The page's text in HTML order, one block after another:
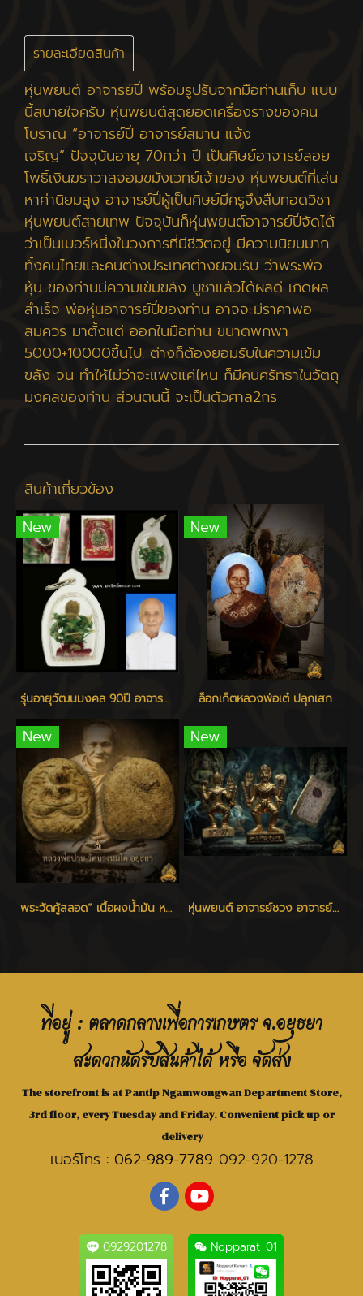
รายละเอียดสินค้า
หุ่นพยนต์ อาจารย์ปี่ พร้อมรูปรับจากมือท่านเก็บ แบบ
นี้สบายใจครับ หุ่นพยนต์สุดยอดเครื่องรางของคน
โบราณ “อาจารย์ปี่ อาจารย์สมาน แจ้ง
เจริญ” ปัจจุบันอายุ 70กว่า ปี เป็นศิษย์อาจารย์ลอย
โพธิ์เงินฆราวาสจอมขมังเวทย์เจ้าของ หุ่นพยนต์ที่เล่น
หาค่านิยมสูง อาจารย์ปี่ผู้เป็นศิษย์มีครูจึงสืบทอดวิชา
หุ่นพยนต์สายเทพ ปัจจุบันก็หุ่นพยนต์อาจารย์ปี่จัดได้
ว่าเป็นเบอร์หนึ่งในวงการที่มีชีวิตอยู่ มีความนิยมมาก
ทั้งคนไทยและคนต่างประเทศต่างยอมรับ ว่าพระพ่อ
หุ้น ของท่านมีความเข้มขลัง บูชาแล้วได้ผลดี เกิดผล
สำเร็จ พ่อหุ่นอาจารย์ปี่ของท่าน อาจจะมีราคาพอ
สมควร มาตั้งแต่ ออกในมือท่าน ขนาดพกพา
5000+10000ขึ้นไป. ต่างก็ต้องยอมรับในความเข้ม
ขลัง จน ทำให้ไม่ว่าจะแพงแค่ไหน ก็มีคนศรัทธาในวัตถุ
มงคลของท่าน ส่วนตนนี้ จะเป็นตัวศาล2กร
สินค้าเกี่ยวข้อง
New
รุ่นอายุวัฒนมงคล 90ปี อาจารย์แหล่ม แจ้งเจริญ
New
ล็อกเก็ตหลวงพ่อเต๋ ปลุกเสก
New
พระวัดคู้สลอด” เนื้อผงน้ำมัน หลวงพ่อปาน วัดบางนมโค ปลุกเสก
New
หุ่นพยนต์ อาจารย์ชวง อาจารย์ปี่ แจ้งเจริญ เสก
ที่อยู่ : ตลาดกลางเพื่อการเกษตร จ.อยุธยา
สะดวกนัดรับสินค้าได้ หรือ จัดส่ง
The storefront is at Pantip Ngamwongwan Department Store,
3rd floor, every Tuesday and Friday. Convenient pick up or
delivery
เบอร์โทร : 062-989-7789 092-920-1278
0929201278 Nopparat_01